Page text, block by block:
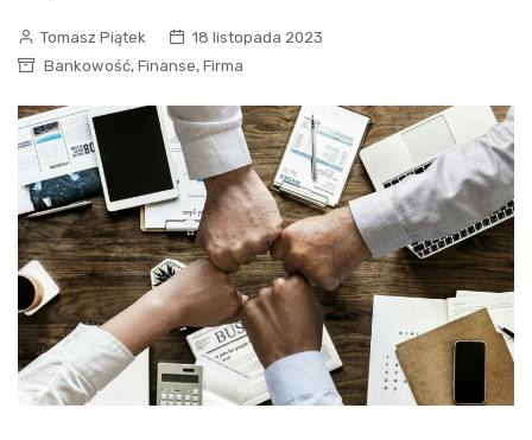
Tomasz Piątek
18 listopada 2023
Bankowość, Finanse, Firma